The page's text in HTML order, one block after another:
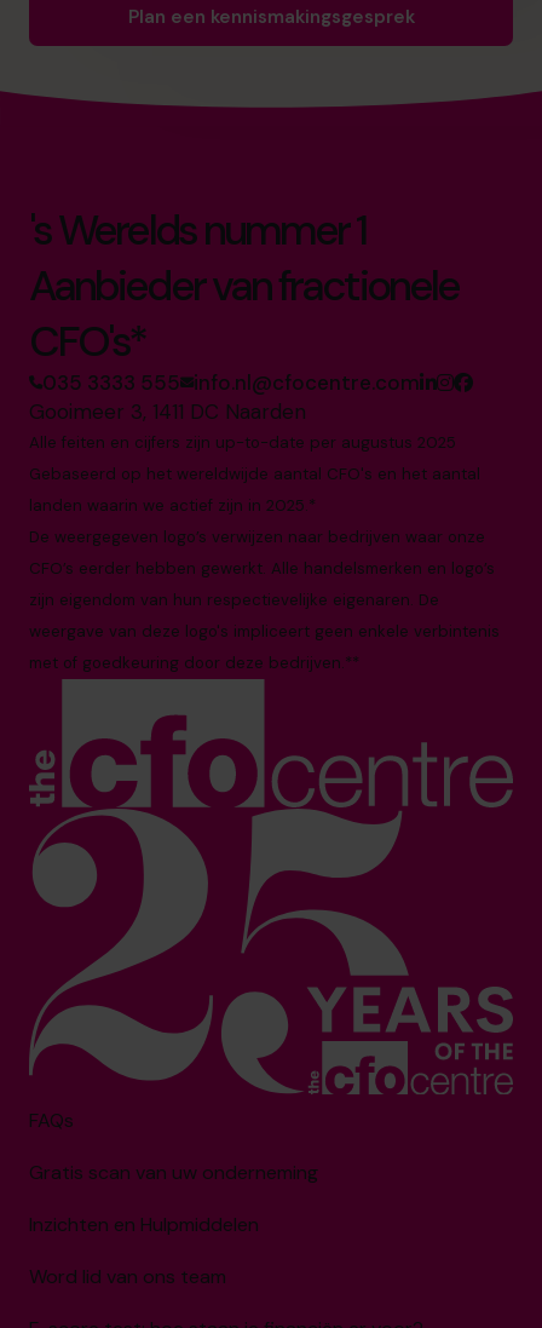
Plan een kennismakingsgesprek
's Werelds nummer 1
Aanbieder van fractionele
CFO's*
035 3333 555 info.nl@cfocentre.com
Gooimeer 3, 1411 DC Naarden
Alle feiten en cijfers zijn up-to-date per augustus 2025
Gebaseerd op het wereldwijde aantal CFO's en het aantal
landen waarin we actief zijn in 2025.*
De weergegeven logo’s verwijzen naar bedrijven waar onze
CFO’s eerder hebben gewerkt. Alle handelsmerken en logo’s
zijn eigendom van hun respectievelijke eigenaren. De
weergave van deze logo's impliceert geen enkele verbintenis
met of goedkeuring door deze bedrijven.**
FAQs
Gratis scan van uw onderneming
Inzichten en Hulpmiddelen
Word lid van ons team